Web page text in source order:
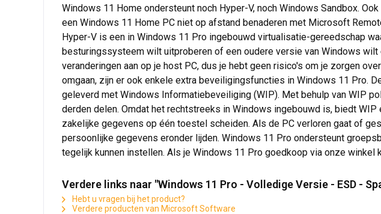
Windows 11 Home ondersteunt noch Hyper-V, noch Windows Sandbox.
een Windows 11 Home PC niet op afstand benaderen met Microsoft
Hyper-V is een in Windows 11 Pro ingebouwd virtualisatie-gereedschap
besturingssysteem wilt uitproberen of een oudere versie van Windows
veranderingen aan op je host PC, dus je hebt geen risico's om je zorgen
omgaan, zijn er ook enkele extra beveiligingsfuncties in Windows 11 Pro.
geleverd met Windows Informatiebeveiliging (WIP). Met behulp van WIP
derden delen. Omdat het rechtstreeks in Windows ingebouwd is, biedt
zakelijke gegevens op één toestel scheiden. Als de PC verloren gaat of
persoonlijke gegevens eronder lijden. Windows 11 Pro ondersteunt
tegelijk kunnen instellen. Als je Windows 11 Pro goedkoop via onze
Verdere links naar "Windows 11 Pro - Volledige Versie - ESD -
Hebt u vragen bij het product?
Verdere producten van Microsoft Software